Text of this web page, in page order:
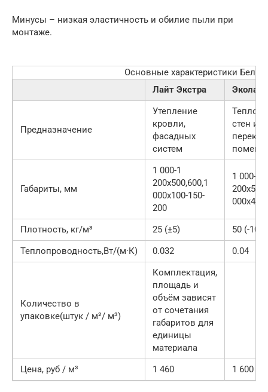
Минусы – низкая эластичность и обилие пыли при
монтаже.
Основные характеристики
Лайт Экстра
Эколайт
Предназначение
Утепление
кровли,
фасадных
систем
стен и
Габариты, мм
1 000-1
200х500,600,1
000х100-150-
200
1 000-1
000х40-
Плотность, кг/м³ 25 (±5)
50 (-10,
Теплопроводность,Вт/(м·К)
0.032 0.04
Количество в
упаковке(штук / м²/ м³)
Комплектация,
площадь и
объём зависят
от сочетания
габаритов для
единицы
материала
Цена, руб / м³
1 460 1 600